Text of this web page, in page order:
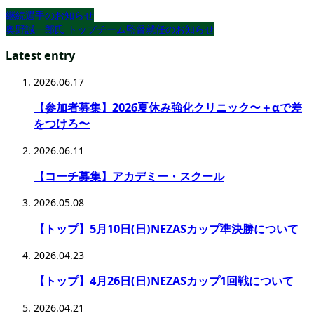
継続選手のお知らせ
奥野誠一郎氏 トップチーム監督就任のお知らせ
Latest entry
2026.06.17
【参加者募集】2026夏休み強化クリニック〜＋αで差
をつけろ〜
2026.06.11
【コーチ募集】アカデミー・スクール
2026.05.08
【トップ】5月10日(日)NEZASカップ準決勝について
2026.04.23
【トップ】4月26日(日)NEZASカップ1回戦について
2026.04.21